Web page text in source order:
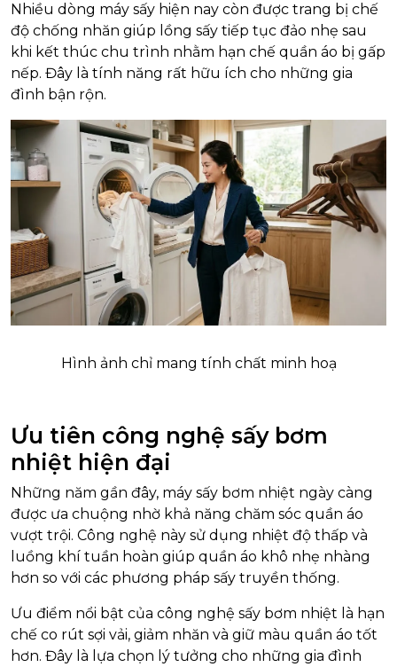
Nhiều dòng máy sấy hiện nay còn được trang bị chế
độ chống nhăn giúp lồng sấy tiếp tục đảo nhẹ sau
khi kết thúc chu trình nhằm hạn chế quần áo bị gấp
nếp. Đây là tính năng rất hữu ích cho những gia
đình bận rộn.
Hình ảnh chỉ mang tính chất minh hoạ
Ưu tiên công nghệ sấy bơm
nhiệt hiện đại
Những năm gần đây, máy sấy bơm nhiệt ngày càng
được ưa chuộng nhờ khả năng chăm sóc quần áo
vượt trội. Công nghệ này sử dụng nhiệt độ thấp và
luồng khí tuần hoàn giúp quần áo khô nhẹ nhàng
hơn so với các phương pháp sấy truyền thống.
Ưu điểm nổi bật của công nghệ sấy bơm nhiệt là hạn
chế co rút sợi vải, giảm nhăn và giữ màu quần áo tốt
hơn. Đây là lựa chọn lý tưởng cho những gia đình